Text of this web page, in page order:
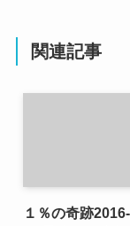
関連記事
１％の奇跡